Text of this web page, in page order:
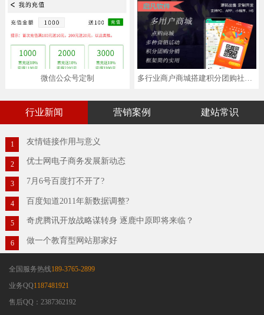
微信公众号定制
行业新闻 营销案例 建站常识
1 友情链接作用与意义
2 优士网电子商务发展新动态
3 7月6号百度打不开了?
4 百度知道2011年新数据调整?
5 奇虎腾讯开放战略谋转身 逐鹿中原即将来临？
6 做一个教育型网站那家好
全国服务热线189-3765-2899
业务QQ1187481921
售后QQ：2387362192